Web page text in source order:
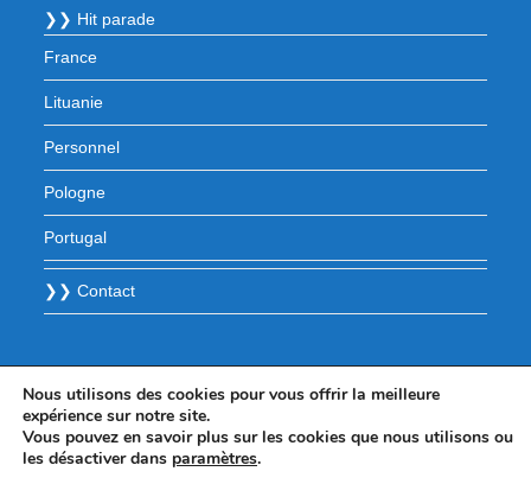
❯❯ Hit parade
France
Lituanie
Personnel
Pologne
Portugal
❯❯ Contact
Nous utilisons des cookies pour vous offrir la meilleure
expérience sur notre site.
Vous pouvez en savoir plus sur les cookies que nous utilisons ou
les désactiver dans paramètres.